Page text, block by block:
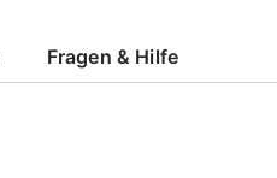
Fragen & Hilfe